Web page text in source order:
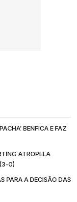
BENFICA E FAZ
ATROPELA
0)
PARA A DECISÃO DAS